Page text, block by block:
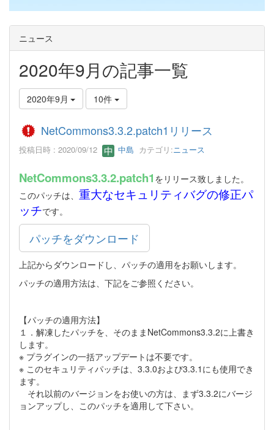
ニュース
2020年9月の記事一覧
2020年9月 10件
NetCommons3.3.2.patch1リリース
投稿日時 : 2020/09/12 中島 カテゴリ:ニュース
NetCommons3.3.2.patch1 をリリース致しました。
このパッチは、 重大なセキュリティバグの修正パ
ッチです。
パッチをダウンロード
上記からダウンロードし、パッチの適用をお願いします。
パッチの適用方法は、下記をご参照ください。
【パッチの適用方法】
１．解凍したパッチを、そのままNetCommons3.3.2に上書き
します。
※ プラグインの一括アップデートは不要です。
※ このセキュリティパッチは、3.3.0および3.3.1にも使用でき
ます。
それ以前のバージョンをお使いの方は、まず3.3.2にバージ
ョンアップし、このパッチを適用して下さい。